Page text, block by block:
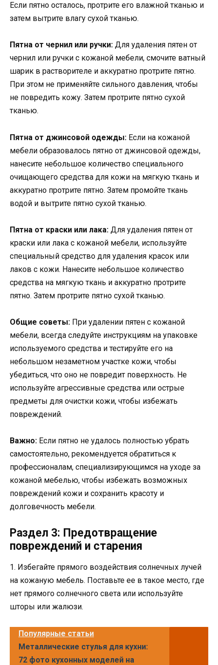
Если пятно осталось, протрите его влажной тканью и
затем вытрите влагу сухой тканью.
Пятна от чернил или ручки: Для удаления пятен от
чернил или ручки с кожаной мебели, смочите ватный
шарик в растворителе и аккуратно протрите пятно.
При этом не применяйте сильного давления, чтобы
не повредить кожу. Затем протрите пятно сухой
тканью.
Пятна от джинсовой одежды: Если на кожаной
мебели образовалось пятно от джинсовой одежды,
нанесите небольшое количество специального
очищающего средства для кожи на мягкую ткань и
аккуратно протрите пятно. Затем промойте ткань
водой и вытрите пятно сухой тканью.
Пятна от краски или лака: Для удаления пятен от
краски или лака с кожаной мебели, используйте
специальный средство для удаления красок или
лаков с кожи. Нанесите небольшое количество
средства на мягкую ткань и аккуратно протрите
пятно. Затем протрите пятно сухой тканью.
Общие советы: При удалении пятен с кожаной
мебели, всегда следуйте инструкциям на упаковке
используемого средства и тестируйте его на
небольшом незаметном участке кожи, чтобы
убедиться, что оно не повредит поверхность. Не
используйте агрессивные средства или острые
предметы для очистки кожи, чтобы избежать
повреждений.
Важно: Если пятно не удалось полностью убрать
самостоятельно, рекомендуется обратиться к
профессионалам, специализирующимся на уходе за
кожаной мебелью, чтобы избежать возможных
повреждений кожи и сохранить красоту и
долговечность мебели.
Раздел 3: Предотвращение
повреждений и старения
1. Избегайте прямого воздействия солнечных лучей
на кожаную мебель. Поставьте ее в такое место, где
нет прямого солнечного света или используйте
шторы или жалюзи.
Популярные статьи
Металлические стулья для кухни:
72 фото кухонных моделей на